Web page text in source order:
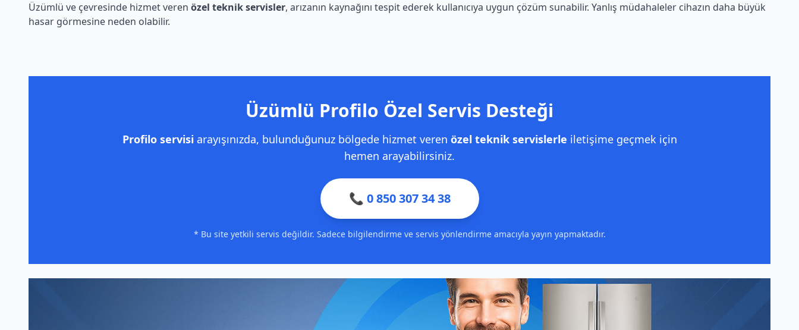
Üzümlü ve çevresinde hizmet veren özel teknik servisler, arızanın kaynağını tespit ederek kullanıcıya uygun çözüm sunabilir. Yanlış müdahaleler cihazın daha büyük
hasar görmesine neden olabilir.
Üzümlü Profilo Özel Servis Desteği
Profilo servisi arayışınızda, bulunduğunuz bölgede hizmet veren özel teknik servislerle iletişime geçmek için
hemen arayabilirsiniz.
📞 0 850 307 34 38
* Bu site yetkili servis değildir. Sadece bilgilendirme ve servis yönlendirme amacıyla yayın yapmaktadır.